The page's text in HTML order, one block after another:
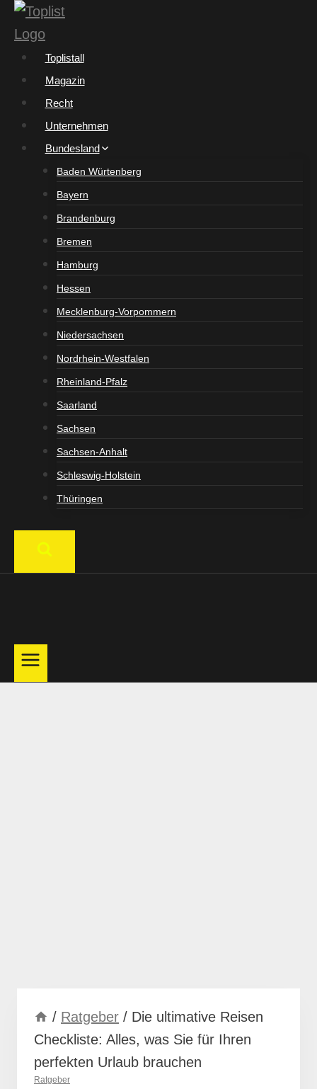
Zum
Inhalt
springenToplistall
Magazin
Recht
Unternehmen
Bundesland
Baden Würtenberg
Bayern
Brandenburg
Bremen
Hamburg
Hessen
Mecklenburg-Vorpommern
Niedersachsen
Nordrhein-Westfalen
Rheinland-Pfalz
Saarland
Sachsen
Sachsen-Anhalt
Schleswig-Holstein
Thüringen
/ Ratgeber / Die ultimative Reisen
Checkliste: Alles, was Sie für Ihren
perfekten Urlaub brauchen
Ratgeber